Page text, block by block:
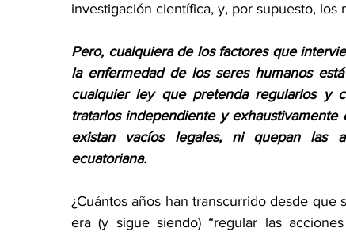
investigación científica, y, por supuesto, los
Pero, cualquiera de los factores que
la enfermedad de los seres humanos
cualquier ley que pretenda regularlos y
tratarlos independiente y
existan vacíos legales, ni quepan las
ecuatoriana.
¿Cuántos años han transcurrido desde
era (y sigue siendo) “regular las